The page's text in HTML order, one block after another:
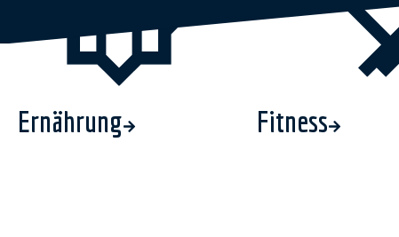
Ernährung Fitness